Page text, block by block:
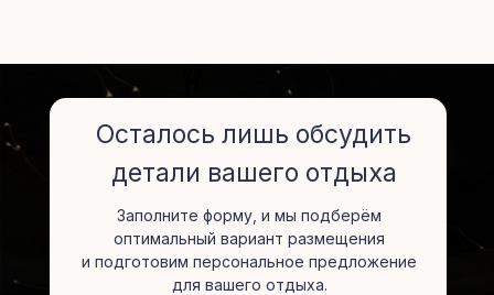
Заполните форму, и мы подберём
оптимальный вариант размещения
и подготовим персональное предложение
для вашего отдыха.
Осталось лишь обсудить
детали вашего отдыха